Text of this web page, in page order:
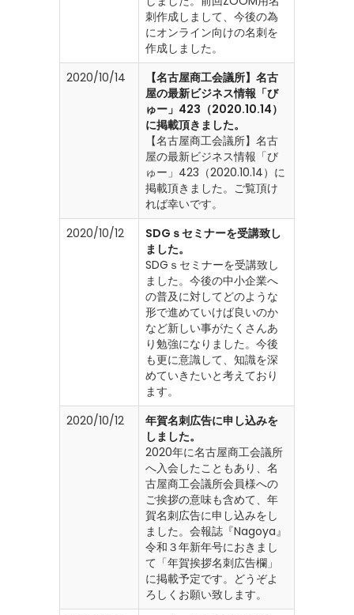
刺作成しまして、今後の為
にオンライン向けの名刺を
作成しました。
2020/10/14
【名古屋商工会議所】名古
屋の最新ビジネス情報「び
ゅー」423（2020.10.14）
に掲載頂きました。
【名古屋商工会議所】名古
屋の最新ビジネス情報「び
ゅー」423（2020.10.14）に
掲載頂きました。ご覧頂け
れば幸いです。
2020/10/12
SDGｓセミナーを受講致し
ました。
SDGｓセミナーを受講致し
ました。今後の中小企業へ
の普及に対してどのような
形で進めていけば良いのか
など新しい事がたくさんあ
り勉強になりました。今後
も更に意識して、知識を深
めていきたいと考えており
ます。
2020/10/12
年賀名刺広告に申し込みを
しました。
2020年に名古屋商工会議所
へ入会したこともあり、名
古屋商工会議所会員様への
ご挨拶の意味も含めて、年
賀名刺広告に申し込みをし
ました。会報誌『Nagoya』
令和３年新年号におきまし
て「年賀挨拶名刺広告欄」
に掲載予定です。どうぞよ
ろしくお願い致します。